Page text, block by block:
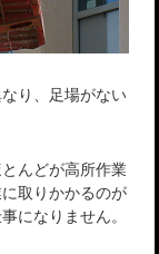
り、足場がない
んどが高所作業
取りかかるのが
になりません。